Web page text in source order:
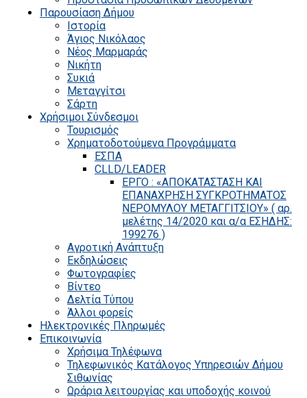
Παρουσίαση Δήμου
Ιστορία
Άγιος Νικόλαος
Νέος Μαρμαράς
Νικήτη
Συκιά
Μεταγγίτσι
Σάρτη
Χρήσιμοι Σύνδεσμοι
Τουρισμός
Χρηματοδοτούμενα Προγράμματα
ΕΣΠΑ
CLLD/LEADER
ΕΡΓΟ : «ΑΠΟΚΑΤΑΣΤΑΣΗ ΚΑΙ
ΕΠΑΝΑΧΡΗΣΗ ΣΥΓΚΡΟΤΗΜΑΤΟΣ
ΝΕΡΟΜΥΛΟΥ ΜΕΤΑΓΓΙΤΣΙΟΥ» ( αρ.
μελέτης 14/2020 και α/α ΕΣΗΔΗΣ:
199276 )
Αγροτική Ανάπτυξη
Εκδηλώσεις
Φωτογραφίες
Βίντεο
Δελτία Τύπου
Άλλοι φορείς
Ηλεκτρονικές Πληρωμές
Επικοινωνία
Χρήσιμα Τηλέφωνα
Τηλεφωνικός Κατάλογος Υπηρεσιών Δήμου
Σιθωνίας
Ωράρια λειτουργίας και υποδοχής κοινού